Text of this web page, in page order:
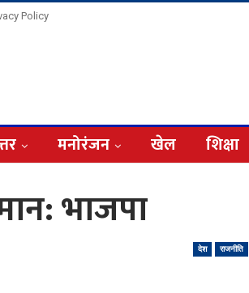
Policy
मनोरंजन खेल शिक्षा
भाजपा
देश राजनीति